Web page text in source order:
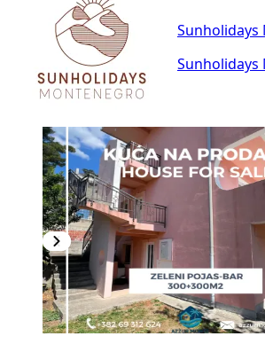
Sunholidays
Sunholidays